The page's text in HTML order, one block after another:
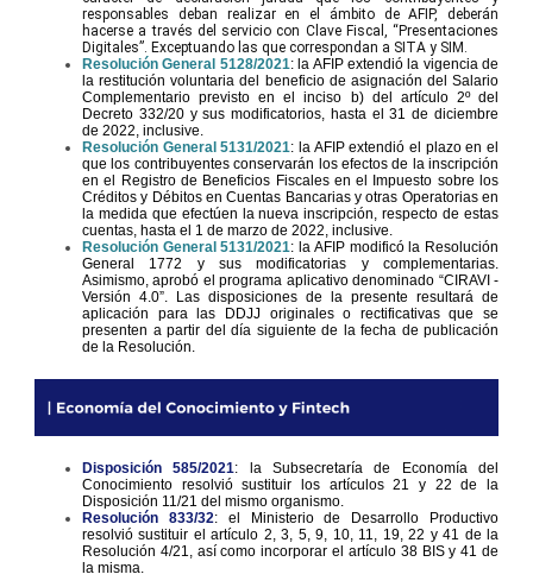
responsables deban realizar en el ámbito de AFIP, deberán
hacerse a través del servicio con Clave Fiscal, “Presentaciones
Digitales”. Exceptuando las que correspondan a SITA y SIM.
Resolución General 5128/2021: la AFIP extendió la vigencia de
la restitución voluntaria del beneficio de asignación del Salario
Complementario previsto en el inciso b) del artículo 2º del
Decreto 332/20 y sus modificatorios, hasta el 31 de diciembre
de 2022, inclusive.
Resolución General 5131/2021: la AFIP extendió el plazo en el
que los contribuyentes conservarán los efectos de la inscripción
en el Registro de Beneficios Fiscales en el Impuesto sobre los
Créditos y Débitos en Cuentas Bancarias y otras Operatorias en
la medida que efectúen la nueva inscripción, respecto de estas
cuentas, hasta el 1 de marzo de 2022, inclusive.
Resolución General 5131/2021: la AFIP modificó la Resolución
General 1772 y sus modificatorias y complementarias.
Asimismo, aprobó el programa aplicativo denominado “CIRAVI -
Versión 4.0”. Las disposiciones de la presente resultará de
aplicación para las DDJJ originales o rectificativas que se
presenten a partir del día siguiente de la fecha de publicación
de la Resolución.
Disposición 585/2021: la Subsecretaría de Economía del
Conocimiento resolvió sustituir los artículos 21 y 22 de la
Disposición 11/21 del mismo organismo.
Resolución 833/32: el Ministerio de Desarrollo Productivo
resolvió sustituir el artículo 2, 3, 5, 9, 10, 11, 19, 22 y 41 de la
Resolución 4/21, así como incorporar el artículo 38 BIS y 41 de
la misma.